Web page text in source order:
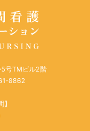
号TMビル2階
8862